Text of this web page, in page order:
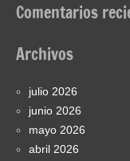
Comentarios
Archivos
julio 2026
junio 2026
mayo 2026
abril 2026